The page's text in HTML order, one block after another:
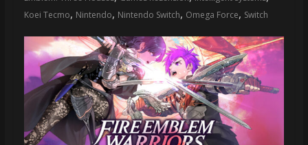
Koei Tecmo, Nintendo, Nintendo Switch, Omega Force, Switch